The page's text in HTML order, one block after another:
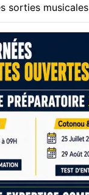
sorties musicales